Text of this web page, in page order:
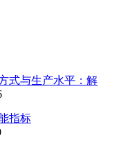
式与生产水平：解
指标